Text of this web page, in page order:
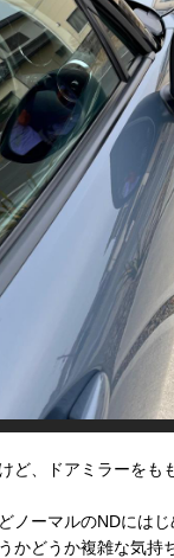
ど、ドアミラーをも
ノーマルのNDには
かどうか複雑な気持